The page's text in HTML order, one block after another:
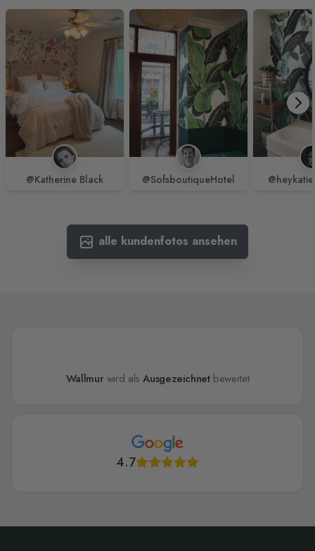
@Katherine Black @SofsboutiqueHotel
alle kundenfotos ansehen
Wallmur wird alsAusgezeichnetbewertet
4.7